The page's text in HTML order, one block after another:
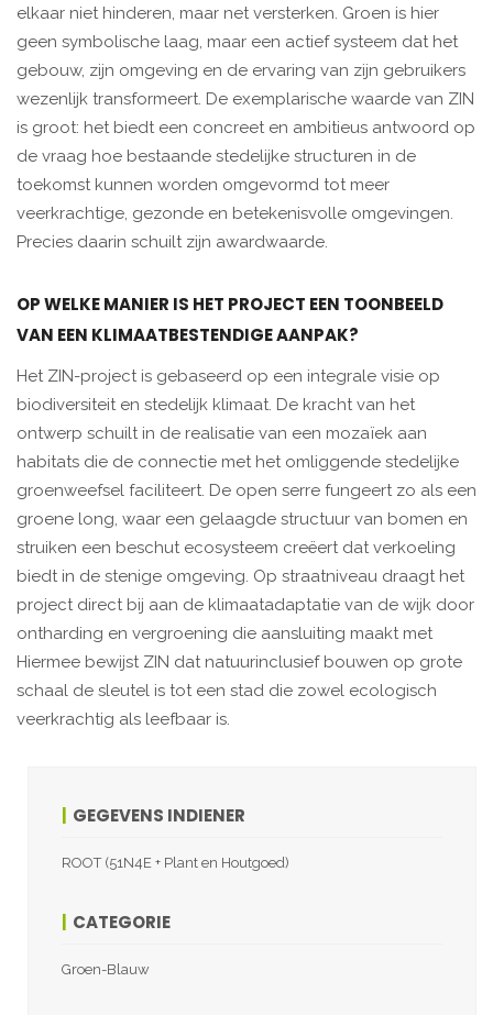
elkaar niet hinderen, maar net versterken. Groen is hier
geen symbolische laag, maar een actief systeem dat het
gebouw, zijn omgeving en de ervaring van zijn gebruikers
wezenlijk transformeert. De exemplarische waarde van ZIN
is groot: het biedt een concreet en ambitieus antwoord op
de vraag hoe bestaande stedelijke structuren in de
toekomst kunnen worden omgevormd tot meer
veerkrachtige, gezonde en betekenisvolle omgevingen.
Precies daarin schuilt zijn awardwaarde.
OP WELKE MANIER IS HET PROJECT EEN TOONBEELD
VAN EEN KLIMAATBESTENDIGE AANPAK?
Het ZIN-project is gebaseerd op een integrale visie op
biodiversiteit en stedelijk klimaat. De kracht van het
ontwerp schuilt in de realisatie van een mozaïek aan
habitats die de connectie met het omliggende stedelijke
groenweefsel faciliteert. De open serre fungeert zo als een
groene long, waar een gelaagde structuur van bomen en
struiken een beschut ecosysteem creëert dat verkoeling
biedt in de stenige omgeving. Op straatniveau draagt het
project direct bij aan de klimaatadaptatie van de wijk door
ontharding en vergroening die aansluiting maakt met
Hiermee bewijst ZIN dat natuurinclusief bouwen op grote
schaal de sleutel is tot een stad die zowel ecologisch
veerkrachtig als leefbaar is.
GEGEVENS INDIENER
ROOT (51N4E + Plant en Houtgoed)
CATEGORIE
Groen-Blauw